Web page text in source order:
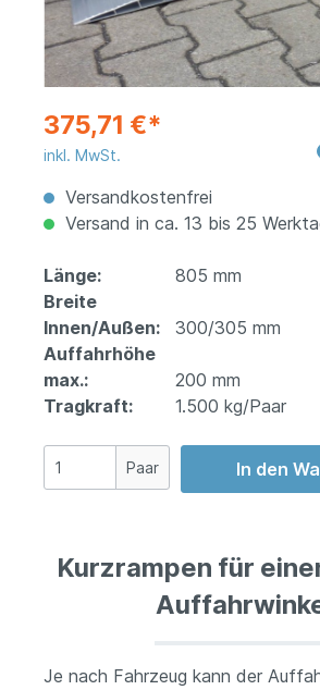
375,71 €*
inkl. MwSt.
Versandkostenfrei
Versand in ca. 13 bis 25
Länge:
805 mm
Breite
Innen/Außen:
300/305 mm
Auffahrhöhe
max.:
200 mm
Tragkraft:
1.500 kg/Paar
Paar In den
Kurzrampen für
Je nach Fahrzeug kann der